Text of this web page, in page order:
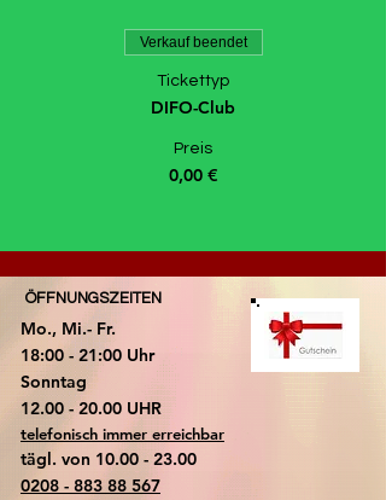
Verkauf beendet
Tickettyp
DIFO-Club
Preis
0,00 €
ÖFFNUNGSZEITEN
Mo., Mi.- Fr.
18:00 - 21:00 Uhr
​Sonntag
​12.00 - 20.00 UHR
telefonisch immer erreichbar
tägl. von 10.00 - 23.00
0208 - 883 88 567